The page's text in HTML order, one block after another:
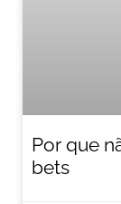
Por que
bets